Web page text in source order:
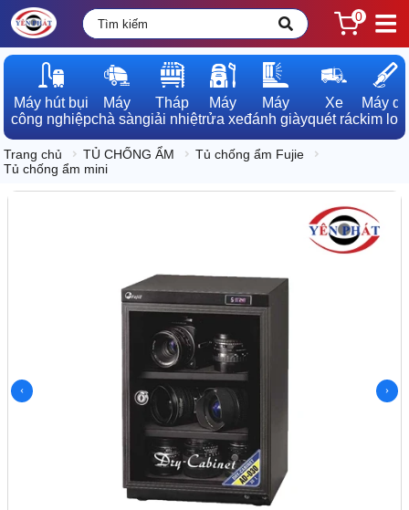
0
Máy hút bụi
công nghiệp
Máy
chà sàn
Tháp
giải nhiệt
Máy
rửa xe
Máy
đánh giày
Xe
quét rác
Máy dò
kim loại
Trang chủ TỦ CHỐNG ẨM
Tủ chống ẩm Fujie
Tủ chống ẩm mini